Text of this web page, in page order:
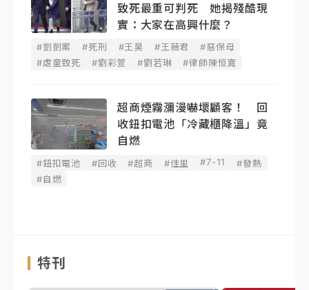
致死最重可判死 她揭殘酷現
實：大家在高興什麼？
#剴剴案 #死刑 #王昊 #王薇君
#惡保母
#虐童致死
#劉彩萱 #劉若琳 #律師陳恒寬
超商煙霧瀰漫嚇壞顧客！ 回
收鈕扣電池「冷藏櫃降溫」竟
自燃
#鈕扣電池 #回收 #超商 #佳里 #7-11
#發熱
#自燃
特刊